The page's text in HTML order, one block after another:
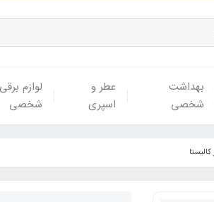
بهداشت
شخصی
عطر و
اسپری
لوازم برقی
شخصی